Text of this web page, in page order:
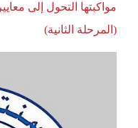
مواكبتها التحول إلى
(المرحلة الثانية)